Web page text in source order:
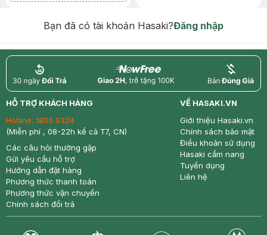
Bạn đã có tài khoản Hasaki?Đăng nhập
return nowfree price
HỖ TRỢ KHÁCH HÀNG
Hotline: 1800 6324
(Miễn phí , 08-22h kể cả T7, CN)
Các câu hỏi thường gặp
Gửi yêu cầu hỗ trợ
Hướng dẫn đặt hàng
Phương thức thanh toán
Phương thức vận chuyển
Chính sách đổi trả
VỀ HASAKI.VN
Giới thiệu Hasaki.vn
Chính sách bảo mật
Điều khoản sử dụng
Hasaki cẩm nang
Tuyển dụng
Liên hệ